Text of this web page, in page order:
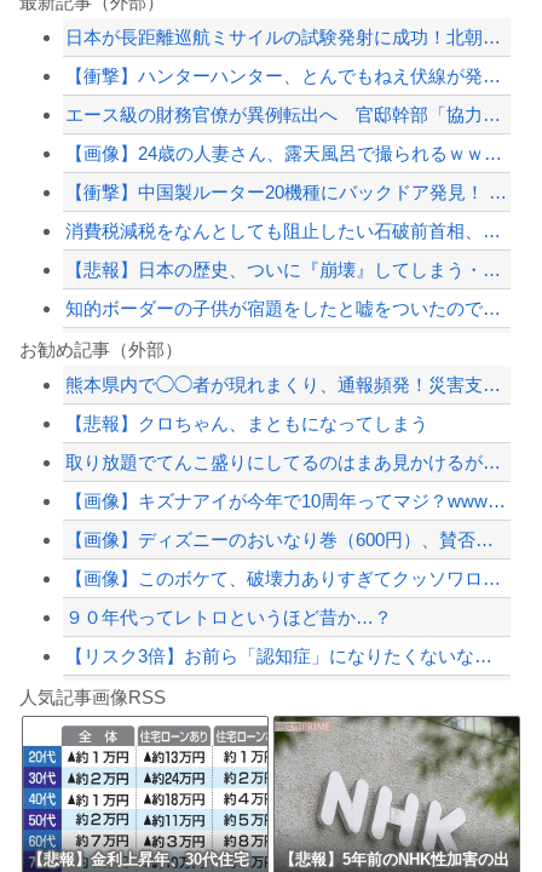
日本が長距離巡航ミサイルの試験発射に成功！北朝鮮が激怒「日本が戦争国家になろうと...
【衝撃】ハンターハンター、とんでもねえ伏線が発掘される。クルタ族の虐殺犯人がツェ...
エース級の財務官僚が異例転出へ 官邸幹部「協力的でなかったから」
【画像】24歳の人妻さん、露天風呂で撮られるｗｗｗｗｗｗｗｗｗｗｗｗｗｗｗｗｗ
【衝撃】中国製ルーター20機種にバックドア発見！ ネットに繋ぐだけで35秒ごとに...
消費税減税をなんとしても阻止したい石破前首相、「何いってんのこいつ」と有権者をド...
【悲報】日本の歴史、ついに『崩壊』してしまう・・・・・
知的ボーダーの子供が宿題をしたと嘘をついたので、夜中にやらせて先に寝たら夫に殴ら...
【悲報】内田りこ「社会に戻りたいです」
（ ´_ゝ`）中道幹事長、食料品消費税2年間1%の閣議決定を批判 → 記者「中道...
暴力行為法違反の疑いで、毎日新聞記者を逮捕
【悲報】嫁に15年間嘘つかれてて心が壊れてるから相手してくれ
【配信者】「金バエ」のSNS更新が1週間途絶え、様々な憶測が飛び交う。1週間ぶり...
【緊急速報】NYで警官が黒人男性の首を絞め、暴動第二波不可避へ
Powered by livedoor 相互RSS
お勧め記事（外部）
熊本県内で◯◯者が現れまくり、通報頻発！災害支援にも悪影響が及んでしまう…
【悲報】クロちゃん、まともになってしまう
取り放題でてんこ盛りにしてるのはまあ見かけるが持ち帰りはなしでしょう、、、
【画像】キズナアイが今年で10周年ってマジ？wwwwwwwwwwwwwwwww
【画像】ディズニーのおいなり巻（600円）、賛否両論ｗｗｗｗｗｗｗｗｗ
【画像】このボケて、破壊力ありすぎてクッソワロタｗｗｗｗｗｗｗｗｗ
９０年代ってレトロというほど昔か…？
【リスク3倍】お前ら「認知症」になりたくないなら酒をやめろ
白石「あ、あきら様……？」あきら「……白石」
8/4のニュース
日本旅行キャンセルすべきか…1万年ぶり史上最大級の火山の兆し＝韓国の反応
更新中止のお知らせ
人気記事画像RSS
【悲報】金利上昇年、30代住宅
【悲報】5年前のNHK性加害の出